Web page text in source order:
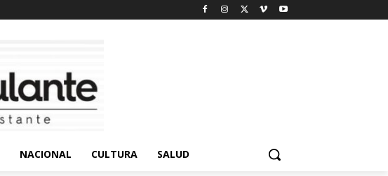
NACIONAL CULTURA SALUD